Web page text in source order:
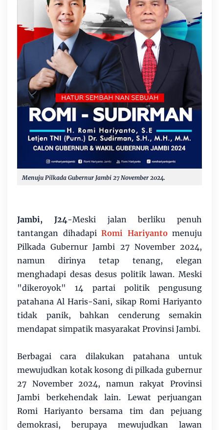
Menuju Pilkada Gubernur Jambi 27 November 2024.
Jambi, J24-Meski jalan berliku penuh
tantangan dihadapi Romi Hariyanto menuju
Pilkada Gubernur Jambi 27 November 2024,
namun dirinya tetap tenang, elegan
menghadapi desas desus politik lawan. Meski
"dikeroyok" 14 partai politik pengusung
patahana Al Haris-Sani, sikap Romi Hariyanto
tidak panik, bahkan cenderung semakin
mendapat simpatik masyarakat Provinsi Jambi.
Berbagai cara dilakukan patahana untuk
mewujudkan kotak kosong di pilkada gubernur
27 November 2024, namun rakyat Provinsi
Jambi berkehendak lain. Lewat perjuangan
Romi Hariyanto bersama tim dan pejuang
demokrasi, berupaya mewujudkan lawan